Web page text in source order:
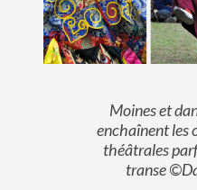
Moines et
enchaînent les
théâtrales
transe